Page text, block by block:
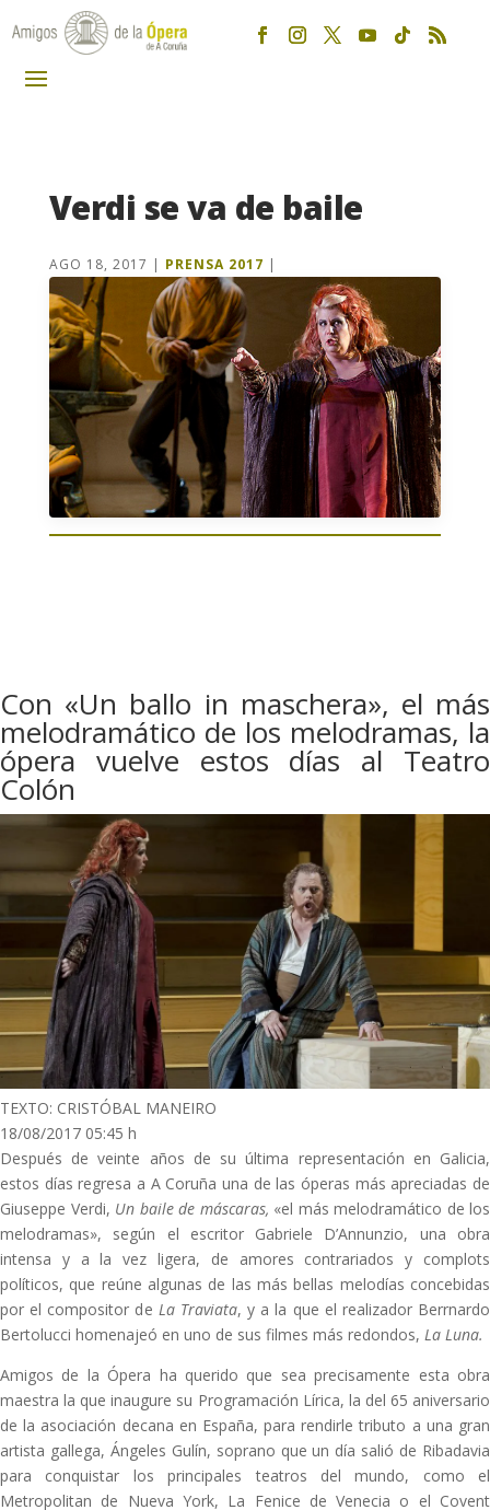
Verdi se va de baile
AGO 18, 2017 | PRENSA 2017 |
Con «Un ballo in maschera», el más
melodramático de los melodramas, la
ópera vuelve estos días al Teatro
Colón
TEXTO: CRISTÓBAL MANEIRO
18/08/2017 05:45 h
Después de veinte años de su última representación en Galicia,
estos días regresa a A Coruña una de las óperas más apreciadas de
Giuseppe Verdi, Un baile de máscaras, «el más melodramático de los
melodramas», según el escritor Gabriele D’Annunzio, una obra
intensa y a la vez ligera, de amores contrariados y complots
políticos, que reúne algunas de las más bellas melodías concebidas
por el compositor de La Traviata, y a la que el realizador Berrnardo
Bertolucci homenajeó en uno de sus filmes más redondos, La Luna.
Amigos de la Ópera ha querido que sea precisamente esta obra
maestra la que inaugure su Programación Lírica, la del 65 aniversario
de la asociación decana en España, para rendirle tributo a una gran
artista gallega, Ángeles Gulín, soprano que un día salió de Ribadavia
para conquistar los principales teatros del mundo, como el
Metropolitan de Nueva York, La Fenice de Venecia o el Covent